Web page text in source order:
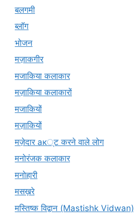
बलगमी
ब्लॉग
भोजन
मज़ाकगीर
मजाकिया कलाकार
मज़ाकिया कलाकारों
मजाकियों
मज़ाकियों
मज़ेदार ак्ट करने वाले लोग
मनोरंजक कलाकार
मनोहारी
मसख़रे
मस्तिष्क विद्वान (Mastishk Vidwan)